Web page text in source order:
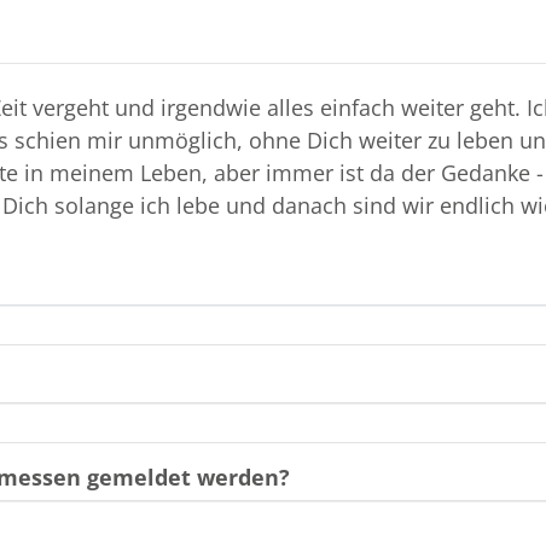
alles einfach weiter geht. Ich hätte vor 6 Jahren nicht gedacht,
schien mir unmöglich, ohne Dich weiter zu leben
in meinem Leben, aber immer ist da der Gedanke
Dich solange ich lebe und danach sind wir
gemeldet werden?